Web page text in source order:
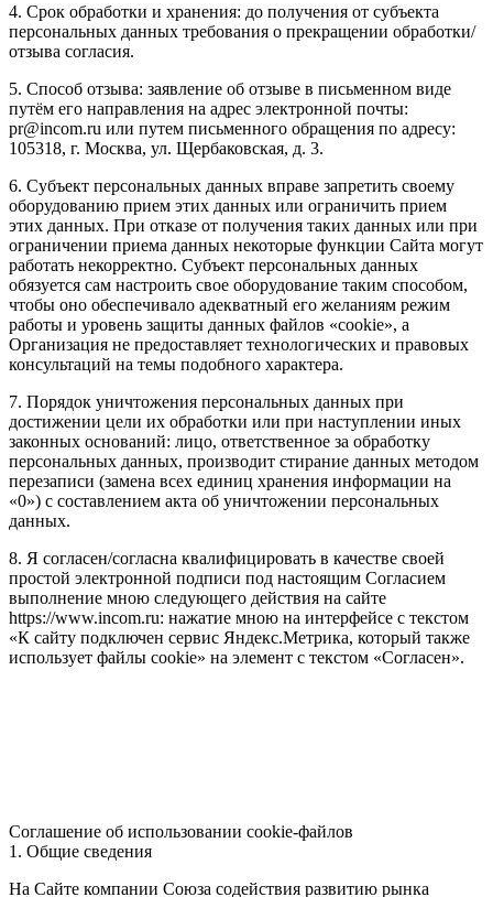
4. Срок обработки и хранения: до получения от субъекта
персональных данных требования о прекращении обработки/
отзыва согласия.
5. Способ отзыва: заявление об отзыве в письменном виде
путём его направления на адрес электронной почты:
pr@incom.ru или путем письменного обращения по адресу:
105318, г. Москва, ул. Щербаковская, д. 3.
6. Субъект персональных данных вправе запретить своему
оборудованию прием этих данных или ограничить прием
этих данных. При отказе от получения таких данных или при
ограничении приема данных некоторые функции Сайта могут
работать некорректно. Субъект персональных данных
обязуется сам настроить свое оборудование таким способом,
чтобы оно обеспечивало адекватный его желаниям режим
работы и уровень защиты данных файлов «cookie», а
Организация не предоставляет технологических и правовых
консультаций на темы подобного характера.
7. Порядок уничтожения персональных данных при
достижении цели их обработки или при наступлении иных
законных оснований: лицо, ответственное за обработку
персональных данных, производит стирание данных методом
перезаписи (замена всех единиц хранения информации на
«0») с составлением акта об уничтожении персональных
данных.
8. Я согласен/согласна квалифицировать в качестве своей
простой электронной подписи под настоящим Согласием
выполнение мною следующего действия на сайте
https://www.incom.ru: нажатие мною на интерфейсе с текстом
«К сайту подключен сервис Яндекс.Метрика, который также
использует файлы cookie» на элемент с текстом «Согласен».
Соглашение об использовании cookie-файлов
1. Общие сведения
На Сайте компании Союза содействия развитию рынка